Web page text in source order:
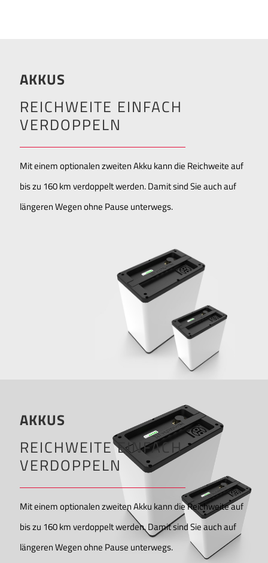
AKKUS
REICHWEITE EINFACH
VERDOPPELN
Mit einem optionalen zweiten Akku kann die Reichweite auf
bis zu 160 km verdoppelt werden. Damit sind Sie auch auf
längeren Wegen ohne Pause unterwegs.
AKKUS
REICHWEITE EINFACH
VERDOPPELN
Mit einem optionalen zweiten Akku kann die Reichweite auf
bis zu 160 km verdoppelt werden. Damit sind Sie auch auf
längeren Wegen ohne Pause unterwegs.